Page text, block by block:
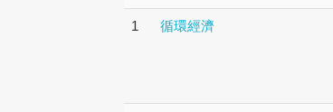
1 循環經濟